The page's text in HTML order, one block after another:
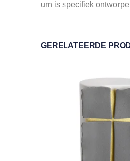
urn is specifiek
GERELATEERDE